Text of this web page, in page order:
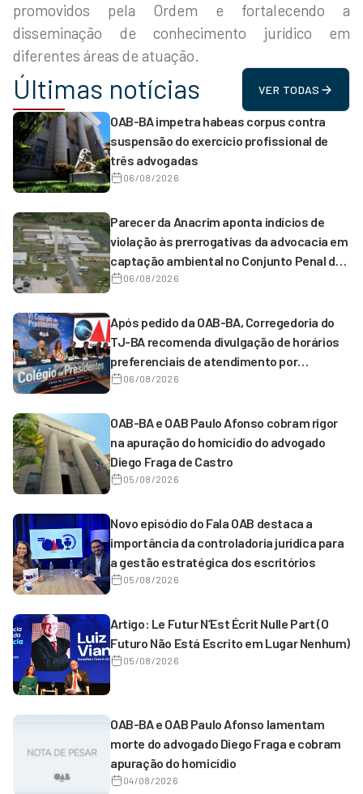
promovidos pela Ordem e fortalecendo a
disseminação de conhecimento jurídico em
diferentes áreas de atuação.
Últimas notícias VER TODAS
OAB-BA impetra habeas corpus contra
suspensão do exercício profissional de
três advogadas
06/08/2026
Parecer da Anacrim aponta indícios de
violação às prerrogativas da advocacia em
captação ambiental no Conjunto Penal de
Serrinha
06/08/2026
Após pedido da OAB-BA, Corregedoria do
TJ-BA recomenda divulgação de horários
preferenciais de atendimento por
magistrados de 1º grau
06/08/2026
OAB-BA e OAB Paulo Afonso cobram rigor
na apuração do homicídio do advogado
Diego Fraga de Castro
05/08/2026
Novo episódio do Fala OAB destaca a
importância da controladoria jurídica para
a gestão estratégica dos escritórios
05/08/2026
Artigo: Le Futur N’Est Écrit Nulle Part (O
Futuro Não Está Escrito em Lugar Nenhum)
05/08/2026
OAB-BA e OAB Paulo Afonso lamentam
morte do advogado Diego Fraga e cobram
apuração do homicídio
04/08/2026